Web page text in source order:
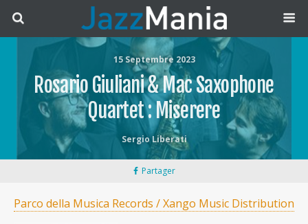
15 Septembre 2023
Rosario Giuliani & Mac Saxophone
Quartet : Miserere
Sergio Liberati
Partager
Parco della Musica Records / Xango Music Distribution